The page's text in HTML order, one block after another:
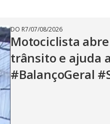
DO R7/07/08/2026
Motociclista
trânsito e ajuda
#BalançoGeral